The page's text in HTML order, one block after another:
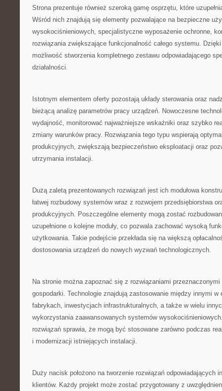
Strona prezentuje również szeroką gamę osprzętu, które
Wśród nich znajdują się elementy pozwalające na bezpieczne
wysokociśnieniowych, specjalistyczne wyposażenie ochronne,
rozwiązania zwiększające funkcjonalność całego systemu.
możliwość stworzenia kompletnego zestawu odpowiadającego
działalności.
Istotnym elementem oferty pozostają układy sterowania oraz
bieżącą analizę parametrów pracy urządzeń. Nowoczesne
wydajność, monitorować najważniejsze wskaźniki oraz szybko
zmiany warunków pracy. Rozwiązania tego typu wspierają
produkcyjnych, zwiększają bezpieczeństwo eksploatacji oraz
utrzymania instalacji.
Dużą zaletą prezentowanych rozwiązań jest ich modułowa
łatwej rozbudowy systemów wraz z rozwojem przedsiębiorstwa
produkcyjnych. Poszczególne elementy mogą zostać
uzupełnione o kolejne moduły, co pozwala zachować wysoką
użytkowania. Takie podejście przekłada się na większą
dostosowania urządzeń do nowych wyzwań technologicznych.
Na stronie można zapoznać się z rozwiązaniami
gospodarki. Technologie znajdują zastosowanie między innymi w
fabrykach, inwestycjach infrastrukturalnych, a także w wielu
wykorzystania zaawansowanych systemów
rozwiązań sprawia, że mogą być stosowane zarówno podczas
i modernizacji istniejących instalacji.
Duży nacisk położono na tworzenie rozwiązań odpowiadających
klientów. Każdy projekt może zostać przygotowany z